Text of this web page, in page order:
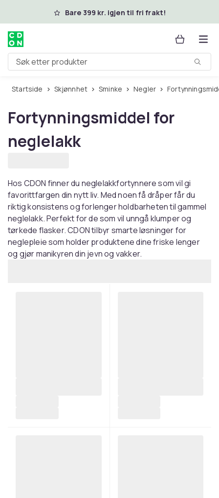
Hopp til hovedinnholdBare 399 kr. igjen til fri frakt!
Søk etter produkter
Startside Skjønnhet Sminke Negler
Fortynningsmiddel for
neglelakk
Hos CDON finner du neglelakkfortynnere som vil gi
favorittfargen din nytt liv. Med noen få dråper får du
riktig konsistens og forlenger holdbarheten til gammel
neglelakk. Perfekt for de som vil unngå klumper og
tørkede flasker. CDON tilbyr smarte løsninger for
neglepleie som holder produktene dine friske lenger
og gjør manikyren din jevn og vakker.